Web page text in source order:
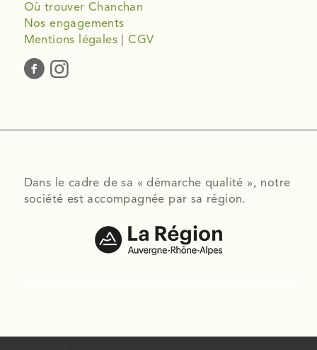
Où trouver Chanchan
Nos engagements
Mentions légales |CGV
Dans le cadre de sa « démarche qualité », notre
société est accompagnée par sa région.